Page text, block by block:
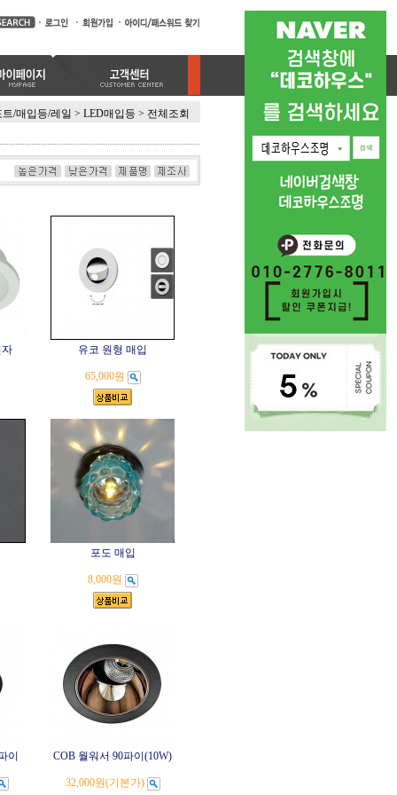
/매입등/레일 > LED매입등 > 전체조회
자 유코 원형 매입
65,000원
포도 매입
8,000원
이 COB 월워서 90파이(10W)
32,000원(기본가)